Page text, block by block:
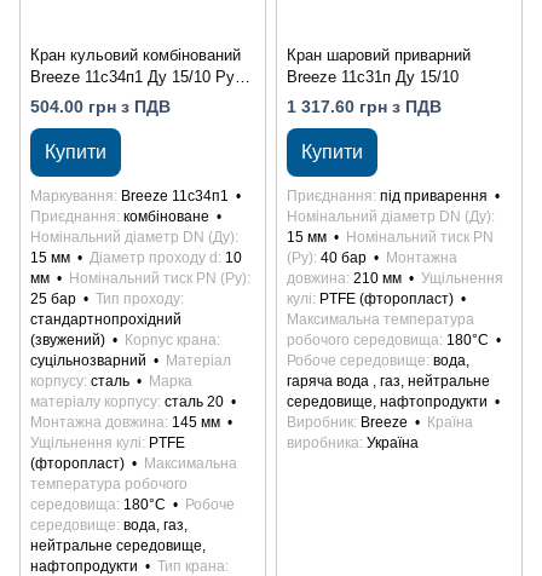
Кран кульовий комбінований
Breeze 11с34п1 Ду 15/10 Ру
25
504.00 грн з ПДВ
Купити
Маркування
Breeze 11с34п1
Приєднання комбіноване
Номінальний діаметр DN (Ду)
15 мм
Діаметр проходу d
10
мм
Номінальний тиск PN (Ру)
25 бар
Тип проходу
стандартнопрохідний
(звужений)
Корпус крана
суцільнозварний
Матеріал
корпусу сталь
Марка
матеріалу корпусу сталь 20
Монтажна довжина 145 мм
Ущільнення кулі
PTFE
(фторопласт)
Максимальна
температура робочого
середовища 180°С
Робоче
середовище вода, газ,
нейтральне середовище,
нафтопродукти
Тип крана
Кран шаровий приварний
Breeze 11с31п Ду 15/10
1 317.60 грн з ПДВ
Купити
Приєднання під приварення
Номінальний діаметр DN (Ду)
15 мм
Номінальний тиск PN
(Ру) 40 бар
Монтажна
довжина 210 мм
Ущільнення
кулі
PTFE (фторопласт)
Максимальна температура
робочого середовища 180°С
Робоче середовище вода,
гаряча вода , газ, нейтральне
середовище, нафтопродукти
Виробник Breeze
Країна
виробника Україна